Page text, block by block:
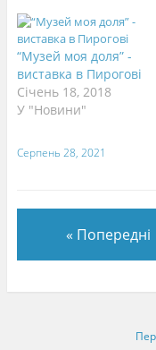
“Музей моя доля” -
виставка в Пирогові
Січень 18, 2018
У "Новини"
Серпень 28, 2021
« Попередні